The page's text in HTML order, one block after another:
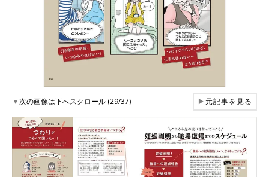
▼次の画像は下へスクロール (29/37) ▶元記事を見る